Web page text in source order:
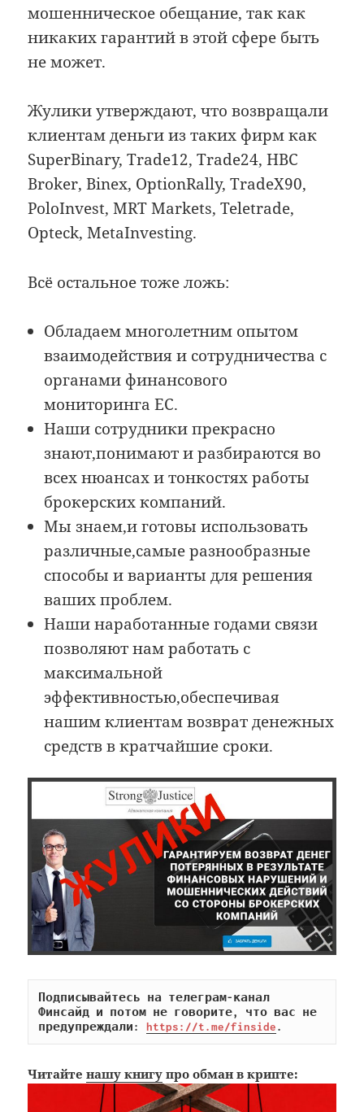
мошенническое обещание, так как
никаких гарантий в этой сфере быть
не может.
Жулики утверждают, что возвращали
клиентам деньги из таких фирм как
SuperBinary, Trade12, Trade24, HBC
Broker, Binex, OptionRally, TradeX90,
PoloInvest, MRT Markets, Teletrade,
Opteck, MetaInvesting.
Всё остальное тоже ложь:
Обладаем многолетним опытом
взаимодействия и сотрудничества с
органами финансового
мониторинга ЕС.
Наши сотрудники прекрасно
знают,понимают и разбираются во
всех нюансах и тонкостях работы
брокерских компаний.
Мы знаем,и готовы использовать
различные,самые разнообразные
способы и варианты для решения
ваших проблем.
Наши наработанные годами связи
позволяют нам работать с
максимальной
эффективностью,обеспечивая
нашим клиентам возврат денежных
средств в кратчайшие сроки.
Подписывайтесь на телеграм-канал
Финсайд и потом не говорите, что вас не
предупреждали: https://t.me/finside.
Читайтенашу книгу про обман в крипте: